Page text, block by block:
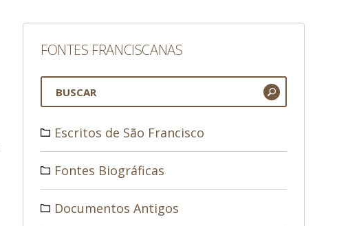
FONTES FRANCISCANAS
Escritos de São Francisco
Fontes Biográficas
Documentos Antigos